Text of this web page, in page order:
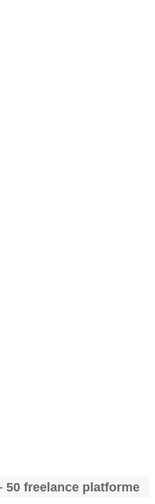
50 freelance platforme